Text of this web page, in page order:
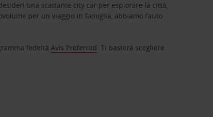
una scattante city car per esplorare la città,
per un viaggio in famiglia, abbiamo l’auto
fedeltàAvis Preferred. Ti basterà scegliere